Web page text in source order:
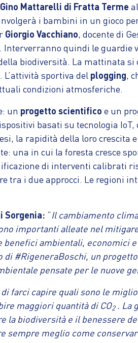
Mattarelli di Fratta Terme
i bambini in un gioco
Giorgio Vacchiano, docente di
quindi le guardie
biodiversità. La mattinata si
sportiva del plogging,
condizioni atmosferiche.
un progetto scientifico e un
basati su tecnologia
la rapidità della loro crescita
una in cui la foresta cresce
di interventi calibrati
tra i due approcci. Le regioni
Sorgenia: “Il cambiamento
importanti alleate nel
ambientali, economici
#RigeneraBoschi, un
pensate per le nuove
di farci capire quali sono le
maggiori quantità di CO2. La
la biodiversità e il benessere
meglio come